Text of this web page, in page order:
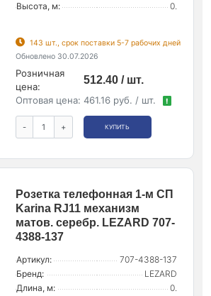
Высота, м: 0.
143 шт., срок поставки 5-7 рабочих дней
Обновлено 30.07.2026
Розничная
цена:
512.40 / шт.
Оптовая цена: 461.16 руб. / шт. !
- + КУПИТЬ
Розетка телефонная 1-м СП
Karina RJ11 механизм
матов. серебр. LEZARD 707-
4388-137
Артикул:
707-4388-137
Бренд:
LEZARD
Длина, м:
0.